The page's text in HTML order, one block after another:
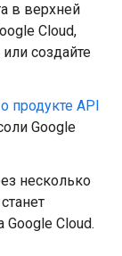
в верхней
Cloud,
создайте
продукте API
Google
несколько
Cloud.